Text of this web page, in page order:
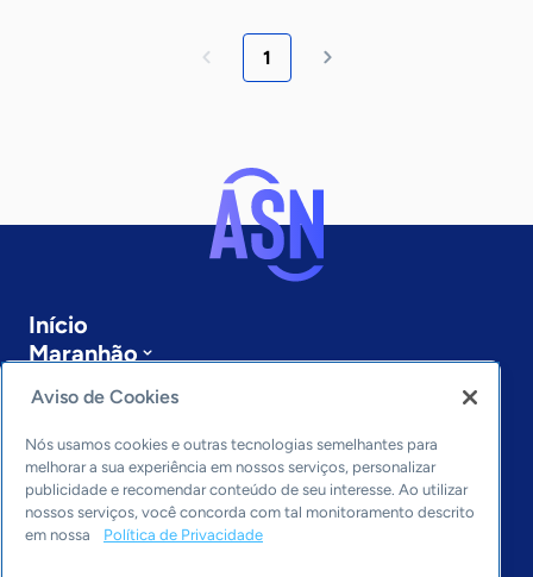
1
Início
Maranhão
Últimas notícias
Entre em contato
Editorias
Economia & Política
Inovação & Tecnologia
Aviso de Cookies
Nós usamos cookies e outras tecnologias semelhantes para
melhorar a sua experiência em nossos serviços, personalizar
publicidade e recomendar conteúdo de seu interesse. Ao utilizar
nossos serviços, você concorda com tal monitoramento descrito
em nossa
Política de Privacidade